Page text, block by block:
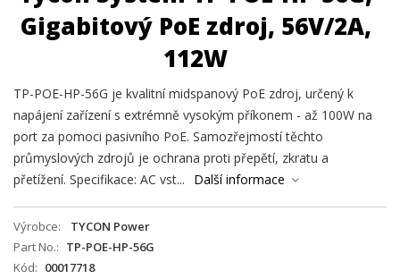
Gigabitový PoE zdroj, 56V/2A,
112W
TP-POE-HP-56G je kvalitní midspanový PoE zdroj, určený k
napájení zařízení s extrémně vysokým příkonem - až 100W na
port za pomoci pasivního PoE. Samozřejmostí těchto
průmyslových zdrojů je ochrana proti přepětí, zkratu a
přetížení. Specifikace: AC vst...
Další informace
Výrobce
TYCON Power
Part No.
TP-POE-HP-56G
Kód
00017718